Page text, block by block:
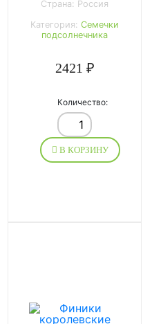
Страна: Россия
Категория: Семечки
подсолнечника
2421 ₽
Количество:
В КОРЗИНУ